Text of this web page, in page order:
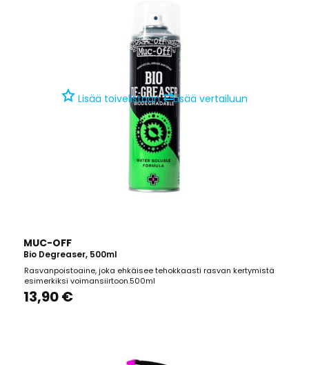
Lisää toivelistaan⇄Lisää vertailuun
MUC-OFF
Bio Degreaser, 500ml
Rasvanpoistoaine, joka ehkäisee tehokkaasti rasvan kertymistä
esimerkiksi voimansiirtoon.500ml
13,90 €